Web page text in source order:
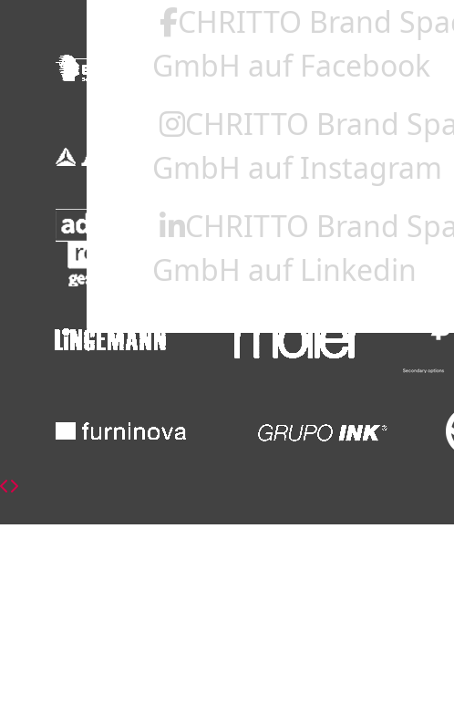
CHRITTO Brand
GmbH auf Facebook
CHRITTO Brand
GmbH auf Instagram
CHRITTO Brand
GmbH auf Linkedin